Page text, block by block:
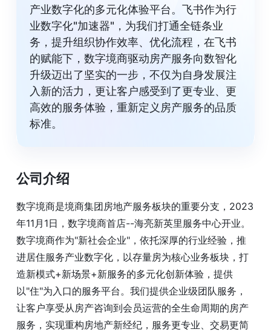
产业数字化的多元化体验平台。飞书作为行
业数字化"加速器"，为我们打通全链条业
务，提升组织协作效率、优化流程，在飞书
的赋能下，数字境商驱动房产服务向数智化
升级迈出了坚实的一步，不仅为自身发展注
入新的活力，更让客户感受到了更专业、更
高效的服务体验，重新定义房产服务的品质
标准。
公司介绍
数字境商是境商集团房地产服务板块的重要分支，2023
年11月1日，数字境商首店--海亮新英里服务中心开业。
数字境商作为"新社会企业"，依托深厚的行业经验，推
进居住服务产业数字化，以存量房为核心业务板块，打
造新模式+新场景+新服务的多元化创新体验，提供
以"住"为入口的服务平台。我们提供企业级团队服务，
让客户享受从房产咨询到会员运营的全生命周期的房产
服务，实现重构房地产新经纪，服务更专业、交易更简